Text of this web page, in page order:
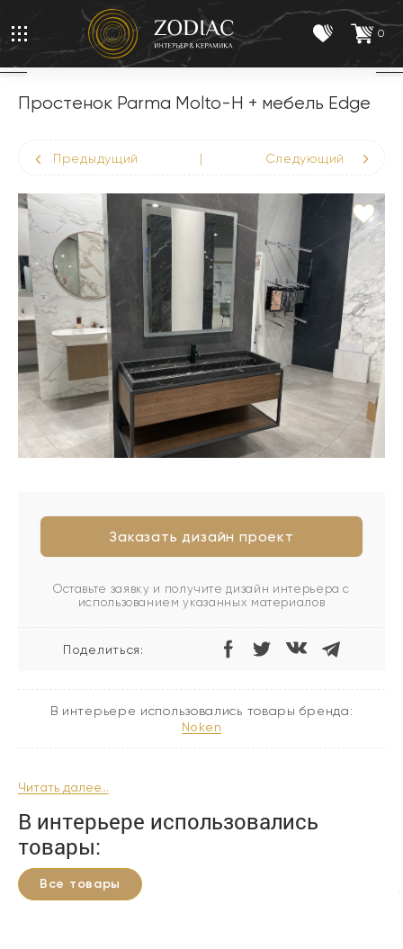
0
Простенок Parma Molto-H + мебель Edge
Предыдущий | Следующий
В интерьере использовались товары бренда:
noken
Читать далее...
Заказать дизайн проект
Оставьте заявку и получите дизайн интерьера с
использованием указанных материалов
Поделиться:
В интерьере использовались
товары:
Все товары